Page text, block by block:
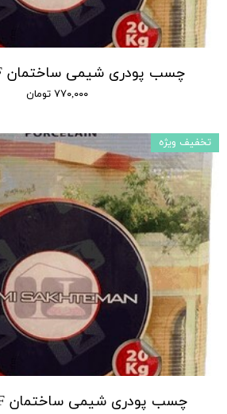
چسب پودری شیمی ساختمان BK2F سفید
۷۷۰,۰۰۰ تومان
چسب پودری شیمی ساختمان BK2F طوسی
تخفیف ویژه